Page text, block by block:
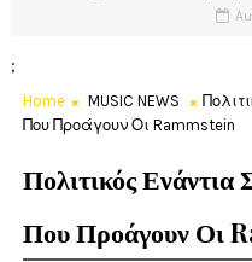
;
Home MUSIC NEWS
Που Προάγουν Οι Rammstein
Πολιτικός
Που Προάγουν Οι